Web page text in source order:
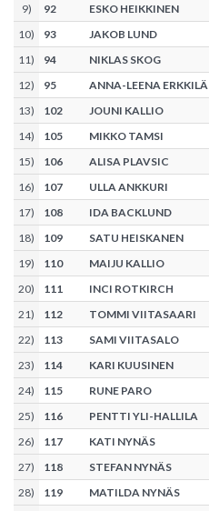
9) 92
ESKO HEIKKINEN
10) 93
JAKOB LUND
11) 94
NIKLAS SKOG
12) 95
ANNA-LEENA ERKKILÄ
13) 102
JOUNI KALLIO
14) 105
MIKKO TAMSI
15) 106
ALISA PLAVSIC
16) 107
ULLA ANKKURI
17) 108
IDA BACKLUND
18) 109
SATU HEISKANEN
19) 110
MAIJU KALLIO
20) 111
INCI ROTKIRCH
21) 112
TOMMI VIITASAARI
22) 113
SAMI VIITASALO
23) 114
KARI KUUSINEN
24) 115
RUNE PARO
25) 116
PENTTI YLI-HALLILA
26) 117
KATI NYNÄS
27) 118
STEFAN NYNÄS
28) 119 MATILDA NYNÄS